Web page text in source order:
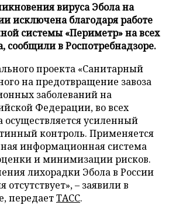
вируса Эбола на
исключена благодаря работе
системы «Периметр» на всех
сообщили в Роспотребнадзоре.
проекта «Санитарный
на предотвращение завоза
заболеваний на
Федерации, во всех
осуществляется усиленный
контроль. Применяется
информационная система
и минимизации рисков.
лихорадки Эбола в России
отсутствует», – заявили в
передаетТАСС.